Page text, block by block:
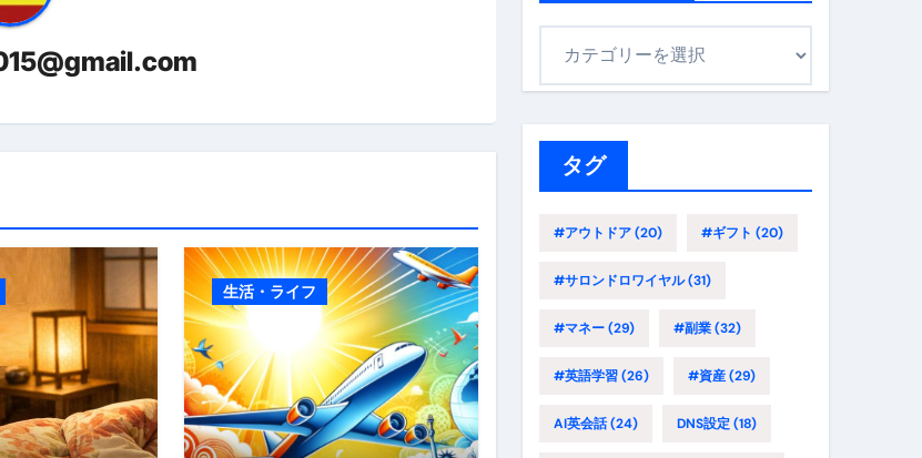
ラバ・ポーション・カット済みの選び方と、年末年始に“満足度MAX”で食べるコツ
だ“完成された保存食文化”
生活・ライフ
タグ
#アウトドア(20) #ギフト (20)
#サロンドロワイヤル(31)
#マネー(29) #副業(32)
#英語学習(26) #資産(29)
AI英会話(24) DNS設定(18)